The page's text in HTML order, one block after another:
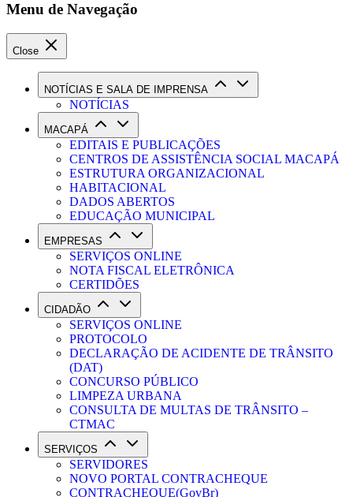
Menu de Navegação
Close
NOTÍCIAS E SALA DE IMPRENSA
NOTÍCIAS
MACAPÁ
EDITAIS E PUBLICAÇÕES
CENTROS DE ASSISTÊNCIA SOCIAL MACAPÁ
ESTRUTURA ORGANIZACIONAL
HABITACIONAL
DADOS ABERTOS
EDUCAÇÃO MUNICIPAL
EMPRESAS
SERVIÇOS ONLINE
NOTA FISCAL ELETRÔNICA
CERTIDÕES
CIDADÃO
SERVIÇOS ONLINE
PROTOCOLO
DECLARAÇÃO DE ACIDENTE DE TRÂNSITO
(DAT)
CONCURSO PÚBLICO
LIMPEZA URBANA
CONSULTA DE MULTAS DE TRÂNSITO –
CTMAC
SERVIÇOS
SERVIDORES
NOVO PORTAL CONTRACHEQUE
CONTRACHEQUE(GovBr)